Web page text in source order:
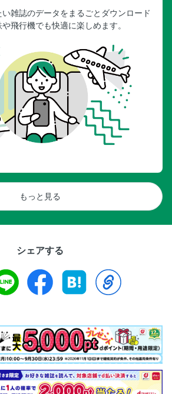
雑誌のデータをまるごとダウンロード
飛行機でも快適に楽しめます。
もっと見る
シェアする